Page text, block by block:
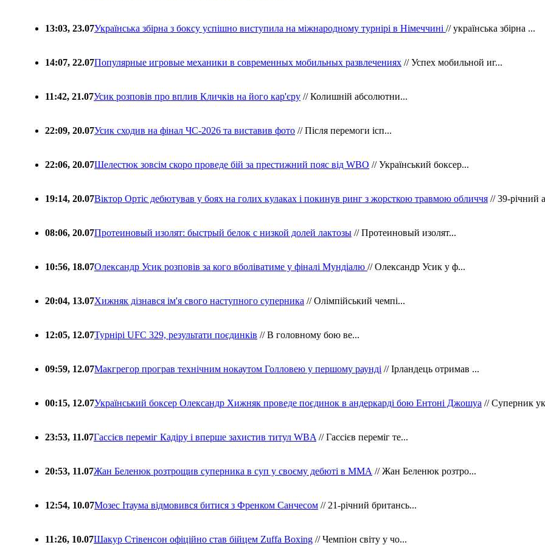
13:03, 23.07Українська збірна з боксу успішно виступила на міжнародному турнірі в Німеччині // українська збірна ...
14:07, 22.07Популярные игровые механики в современных мобильных развлечениях // Успех мобильной иг...
11:42, 21.07Усик розповів про вплив Кличків на його кар'єру // Колишній абсолютни...
22:09, 20.07Усик сходив на фінал ЧС-2026 та виставив фото // Після перемоги ісп...
22:06, 20.07Шелестюк зовсім скоро проведе бій за престижний пояс від WBO // Український боксер...
19:14, 20.07Віктор Ортіс дебютував у боях на голих кулаках і покинув ринг з жорсткою травмою обличчя // 39-річний
08:06, 20.07Протеиновый изолят: быстрый белок с низкой долей лактозы // Протеиновый изолят...
10:56, 18.07Олександр Усик розповів за кого вболіватиме у фіналі Мундіалю // Олександр Усик у ф...
20:04, 13.07Хижняк дізнався ім'я свого наступного суперника // Олімпійський чемпі...
12:05, 12.07Турнірі UFC 329, результати поєдинків // В головному бою ве...
09:59, 12.07Макгрегор програв технічним нокаутом Голловею у першому раунді // Ірландець отримав ...
00:15, 12.07Український боксер Олександр Хижняк проведе поєдинок в андеркарді бою Ентоні Джошуа // Суперник
23:53, 11.07Гассієв переміг Кадіру і вперше захистив титул WBA // Гассієв переміг те...
20:53, 11.07Жан Беленюк розтрощив суперника в суп у своєму дебюті в ММА // Жан Беленюк розтро...
12:54, 10.07Мозес Ітаума відмовився битися з Френком Санчесом // 21-річний британсь...
11:26, 10.07Шакур Стівенсон офіційно став бійцем Zuffa Boxing // Чемпіон світу у чо...